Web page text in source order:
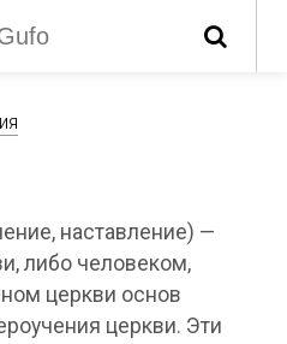
наставление) —
либо человеком,
церкви основ
церкви. Эти